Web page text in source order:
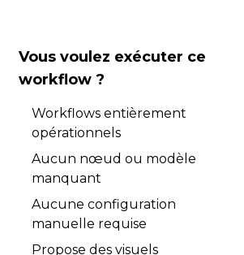
Vous voulez exécuter ce
workflow ?
Workflows entièrement
opérationnels
Aucun nœud ou modèle
manquant
Aucune configuration
manuelle requise
Propose des visuels